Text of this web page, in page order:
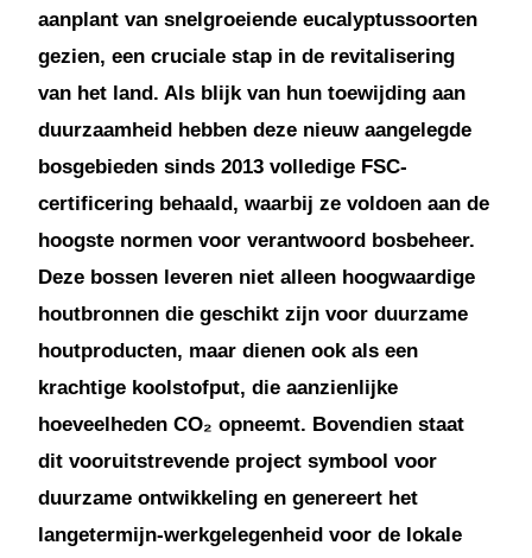
aanplant van snelgroeiende eucalyptussoorten
gezien, een cruciale stap in de revitalisering
van het land. Als blijk van hun toewijding aan
duurzaamheid hebben deze nieuw aangelegde
bosgebieden sinds 2013 volledige FSC-
certificering behaald, waarbij ze voldoen aan de
hoogste normen voor verantwoord bosbeheer.
Deze bossen leveren niet alleen hoogwaardige
houtbronnen die geschikt zijn voor duurzame
houtproducten, maar dienen ook als een
krachtige koolstofput, die aanzienlijke
hoeveelheden CO₂ opneemt. Bovendien staat
dit vooruitstrevende project symbool voor
duurzame ontwikkeling en genereert het
langetermijn-werkgelegenheid voor de lokale